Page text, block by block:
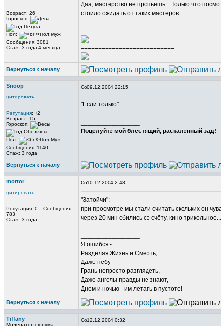
Возраст: 26
Гороскоп:
Пол:
Сообщения: 3081
Стаж: 3 года 4 месяца
Даа, мастерство не пропьешь... Только что
стоило ожидать от таких мастеров.
===========================
Вернуться к началу
Snoop
цитировать
Репутация: +2
Возраст: 15
Гороскоп:
Пол:
Сообщения: 1140
Стаж: 3 года
09.12.2004 22:15
"Если только".
Поцелуйте мой блестящий, раскалённый зад!
Вернуться к началу
mortor
цитировать
Репутация: 0 Сообщения:
783
Стаж: 3 года
10.12.2004 2:48
"Затойчи":
при просмотре мы стали считать скольких он
через 20 мин сбились со счёту, кино прикольное...
Я ошибся -
Разделяя Жизнь и Смерть,
Даже небу
Грань непросто разглядеть,
Даже ангелы правды не знают,
Днем и ночью - им летать в пустоте!
Вернуться к началу
Tiffany
Модератор форума
12.12.2004 0:32